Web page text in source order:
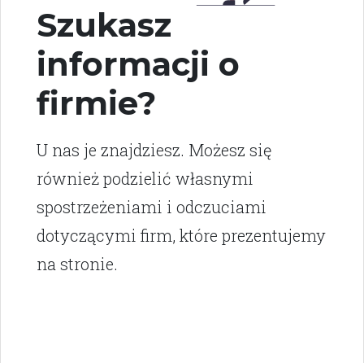
Szukasz
informacji o
firmie?
U nas je znajdziesz. Możesz się
również podzielić własnymi
spostrzeżeniami i odczuciami
dotyczącymi firm, które prezentujemy
na stronie.